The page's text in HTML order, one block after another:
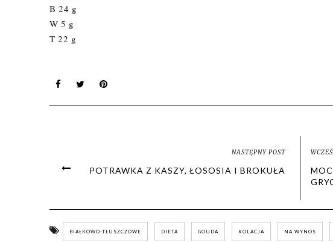
B 24 g
W 5 g
T 22 g
NASTĘPNY POST
POTRAWKA Z KASZY, ŁOSOSIA I BROKUŁA
BIAŁKOWO-TŁUSZCZOWE DIETA GOUDA KOLACJA NA WYNOS